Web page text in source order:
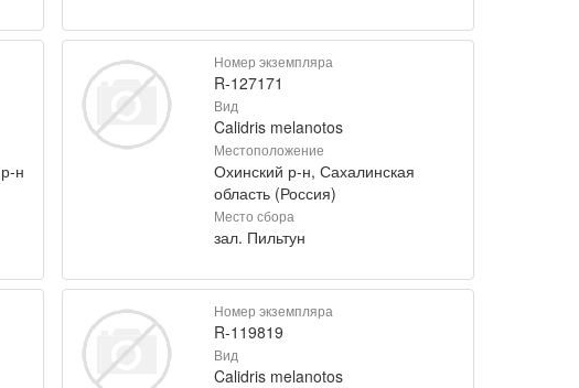
н
Номер экземпляра
R-127171
Вид
Calidris melanotos
Местоположение
Охинский р-н, Сахалинская
область (Россия)
Место сбора
зал. Пильтун
Номер экземпляра
R-119819
Вид
Calidris melanotos